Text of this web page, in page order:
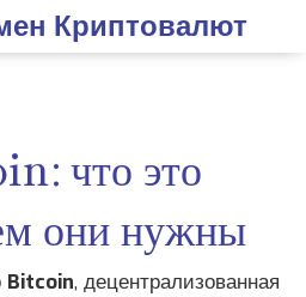
Криптовалют
что это
они нужны
Bitcoin, децентрализованная